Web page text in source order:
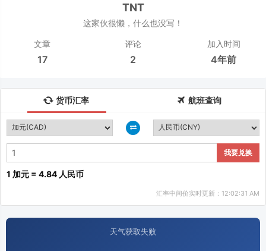
TNT
这家伙很懒，什么也没写！
文章
17
评论
2
加入时间
4年前
货币汇率 航班查询
我要兑换
1 加元 = 4.84 人民币
汇率中间价实时更新：12:02:31 AM
天气获取失败